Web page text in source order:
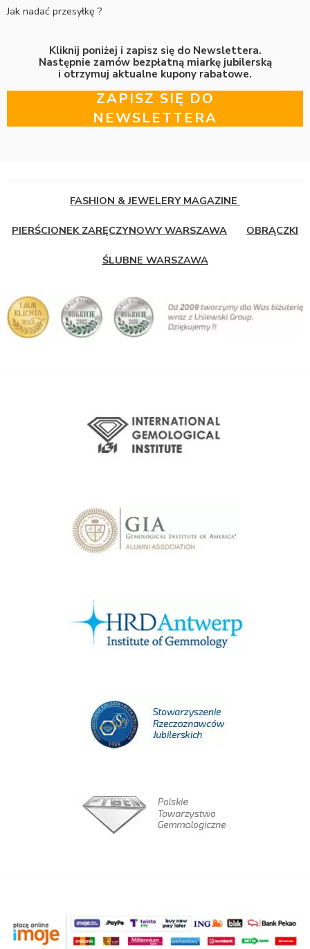
Jak nadać przesyłkę ?
Kliknij poniżej i zapisz się do Newslettera.
Następnie zamów bezpłatną miarkę jubilerską
i otrzymuj aktualne kupony rabatowe.
ZAPISZ SIĘ DO
NEWSLETTERA
FASHION & JEWELERY MAGAZINE
PIERŚCIONEK ZARĘCZYNOWY WARSZAWA OBRĄCZKI
ŚLUBNE WARSZAWA